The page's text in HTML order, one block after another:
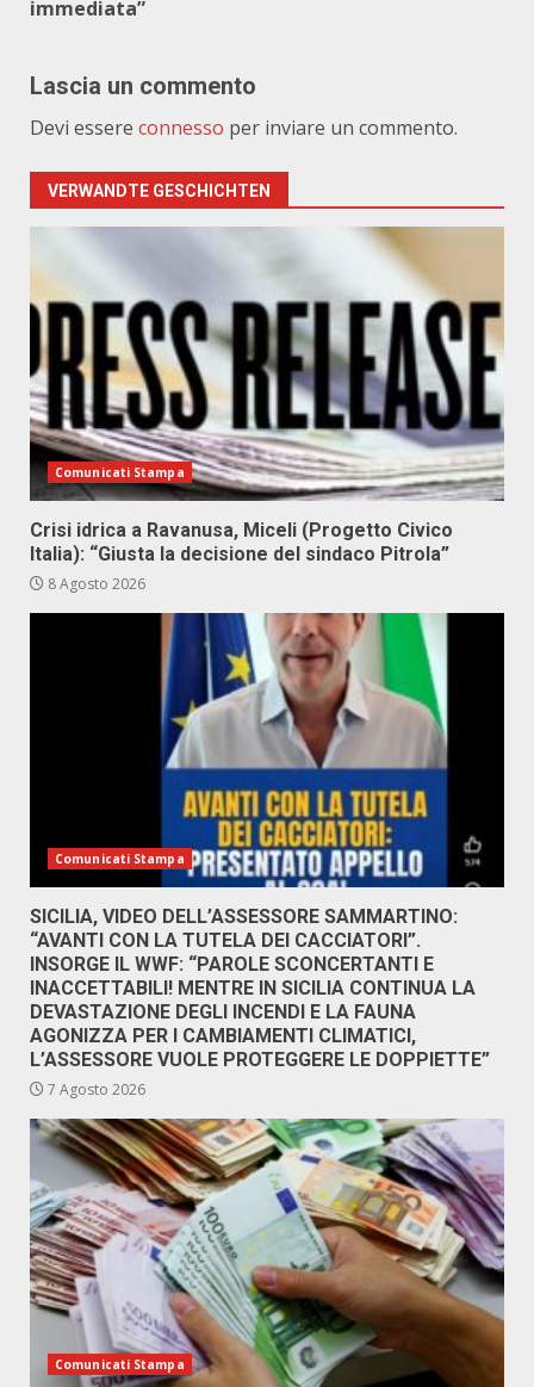
immediata”
Lascia un commento
Devi essere connesso per inviare un commento.
VERWANDTE GESCHICHTEN
Comunicati Stampa
Crisi idrica a Ravanusa, Miceli (Progetto Civico
Italia): “Giusta la decisione del sindaco Pitrola”
8 Agosto 2026
Comunicati Stampa
SICILIA, VIDEO DELL’ASSESSORE SAMMARTINO:
“AVANTI CON LA TUTELA DEI CACCIATORI”.
INSORGE IL WWF: “PAROLE SCONCERTANTI E
INACCETTABILI! MENTRE IN SICILIA CONTINUA LA
DEVASTAZIONE DEGLI INCENDI E LA FAUNA
AGONIZZA PER I CAMBIAMENTI CLIMATICI,
L’ASSESSORE VUOLE PROTEGGERE LE DOPPIETTE”
7 Agosto 2026
Comunicati Stampa